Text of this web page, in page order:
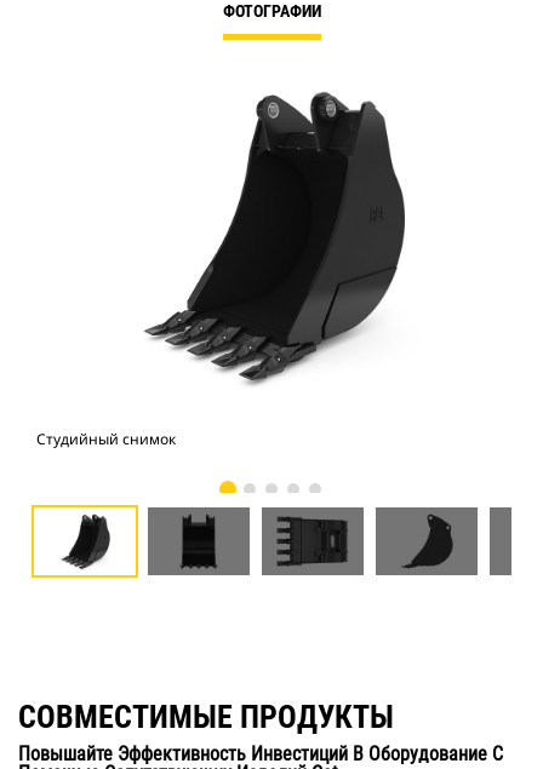
ФОТОГРАФИИ
Студийный снимок
СОВМЕСТИМЫЕ ПРОДУКТЫ
Повышайте Эффективность Инвестиций В Оборудование С